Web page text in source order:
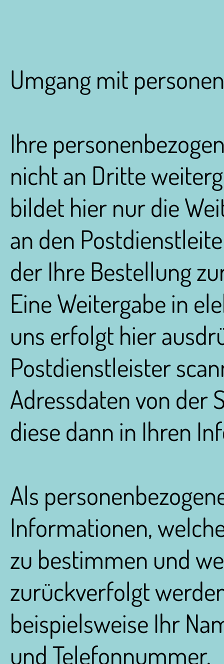
Umgang mit
Ihre
nicht an Dritte
bildet hier nur die
an den
der Ihre Bestellung
Eine Weitergabe in
uns erfolgt hier
Postdienstleister
Adressdaten von der
diese dann in Ihren
Als
Informationen,
zu bestimmen und
zurückverfolgt
beispielsweise Ihr
und Telefonnummer.